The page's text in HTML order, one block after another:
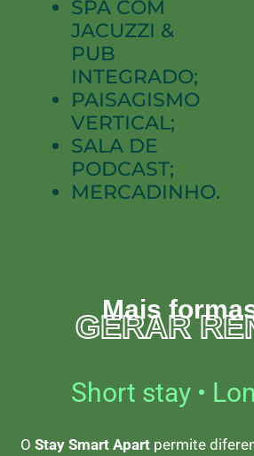
SPA COM
JACUZZI &
PUB
INTEGRADO;
PAISAGISMO
VERTICAL;
SALA DE
PODCAST;
MERCADINHO.
Mais
GERAR
Short stay •
O Stay Smart Apartpermite